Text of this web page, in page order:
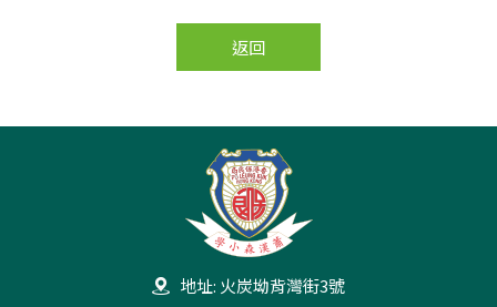
返回
地址: 火炭坳背灣街3號